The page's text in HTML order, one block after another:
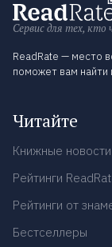
Сервис для тех, кто
ReadRate — место
поможет вам найти
Читайте
Книжные новости
Рейтинги
Рейтинги от
Бестселлеры